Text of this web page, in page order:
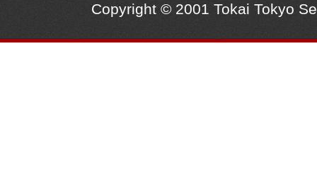
Copyright © 2001 Tokai Tokyo